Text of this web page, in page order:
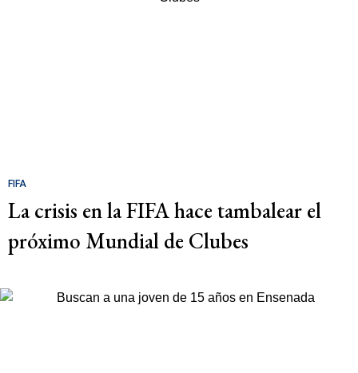
FIFA
La crisis en la FIFA hace tambalear el
próximo Mundial de Clubes